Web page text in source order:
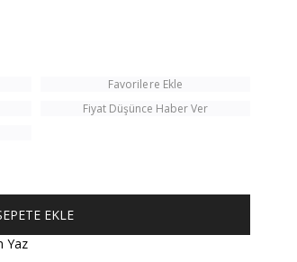
Favorilere Ekle
Fiyat Düşünce Haber Ver
Yaz